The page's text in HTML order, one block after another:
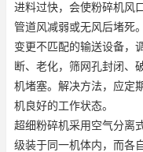
进料过快，会使粉碎机风
管道风减弱或无风后堵死
变更不匹配的输送设备，
断、老化，筛网孔封闭、
机堵塞。解决方法，应定
机良好的工作状态。
超细粉碎机采用空气分离
级装于同一机体内，而各